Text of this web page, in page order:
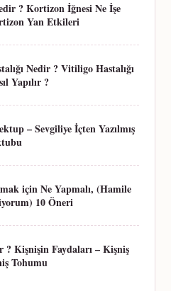
? Kortizon İğnesi Ne İşe
Yan Etkileri
Nedir ? Vitiligo Hastalığı
Yapılır ?
– Sevgiliye İçten Yazılmış
için Ne Yapmalı, (Hamile
10 Öneri
? Kişnişin Faydaları – Kişniş
Tohumu